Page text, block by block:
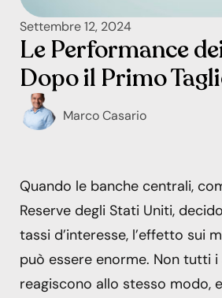
Settembre 12, 2024
Le Performance
Dopo il Primo
Marco Casario
Quando le banche centrali,
Reserve degli Stati Uniti,
tassi d’interesse, l’effetto sui
può essere enorme. Non tutti
reagiscono allo stesso modo,